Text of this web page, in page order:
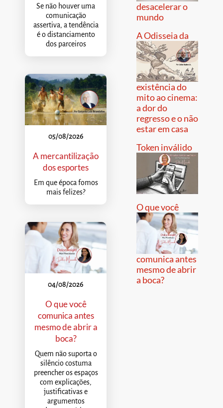
Se não houver uma
comunicação
assertiva, a tendência
é o distanciamento
dos parceiros
05/08/2026
A mercantilização
dos esportes
Em que época fomos
mais felizes?
04/08/2026
O que você
comunica antes
mesmo de abrir a
boca?
Quem não suporta o
silêncio costuma
preencher os espaços
com explicações,
justificativas e
argumentos
desacelerar o
mundo
A Odisseia da
existência do
mito ao cinema:
a dor do
regresso e o não
estar em casa
Token inválido
O que você
comunica antes
mesmo de abrir
a boca?